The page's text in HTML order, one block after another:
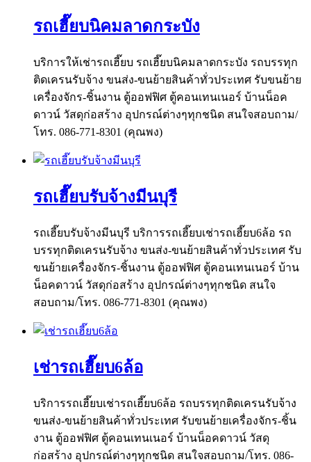
รถเฮี๊ยบนิคมลาดกระบัง
บริการให้เช่ารถเฮี๊ยบ รถเฮี๊ยบนิคมลาดกระบัง รถบรรทุก
ติดเครนรับจ้าง ขนส่ง-ขนย้ายสินค้าทั่วประเทศ รับขนย้าย
เครื่องจักร-ชิ้นงาน ตู้ออฟฟิศ ตู้คอนเทนเนอร์ บ้านน็อค
ดาวน์ วัสดุก่อสร้าง อุปกรณ์ต่างๆทุกชนิด สนใจสอบถาม/
โทร. 086-771-8301 (คุณพง)
รถเฮี๊ยบรับจ้างมีนบุรี
รถเฮี๊ยบรับจ้างมีนบุรี บริการรถเฮี๊ยบเช่ารถเฮี๊ยบ6ล้อ รถ
บรรทุกติดเครนรับจ้าง ขนส่ง-ขนย้ายสินค้าทั่วประเทศ รับ
ขนย้ายเครื่องจักร-ชิ้นงาน ตู้ออฟฟิศ ตู้คอนเทนเนอร์ บ้าน
น็อคดาวน์ วัสดุก่อสร้าง อุปกรณ์ต่างๆทุกชนิด สนใจ
สอบถาม/โทร. 086-771-8301 (คุณพง)
เช่ารถเฮี๊ยบ6ล้อ
บริการรถเฮี๊ยบเช่ารถเฮี๊ยบ6ล้อ รถบรรทุกติดเครนรับจ้าง
ขนส่ง-ขนย้ายสินค้าทั่วประเทศ รับขนย้ายเครื่องจักร-ชิ้น
งาน ตู้ออฟฟิศ ตู้คอนเทนเนอร์ บ้านน็อคดาวน์ วัสดุ
ก่อสร้าง อุปกรณ์ต่างๆทุกชนิด สนใจสอบถาม/โทร. 086-